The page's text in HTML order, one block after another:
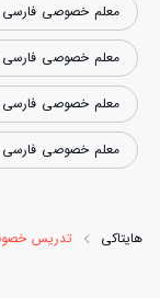
معلم خصوصی فارسی
معلم خصوصی فارسی
معلم خصوصی فارسی
معلم خصوصی فارسی
هایتاکی تدریس